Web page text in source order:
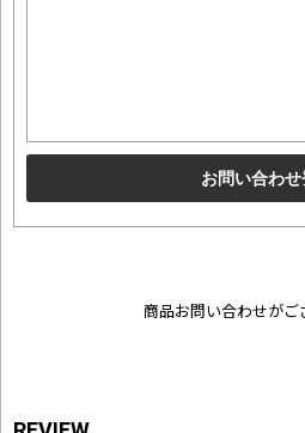
商品お問い合わせがご